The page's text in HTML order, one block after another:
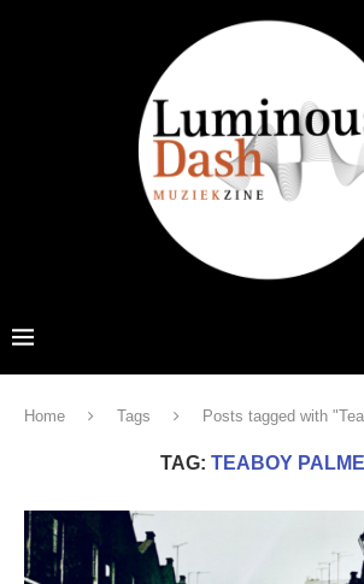
Home Tags Posts tagged with
TAG: TEABOY